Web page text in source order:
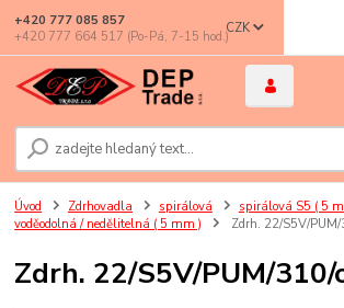
CZK
+420 777 085 857
+420 777 664 517 (Po-Pá, 7-15 hod.)
Úvod Zdrhovadla spirálová spirálová S5 ( 5
voděodolná / nedělitelná ( 5 mm )
Zdrh. 22/S5V/
Zdrh. 22/S5V/PUM/